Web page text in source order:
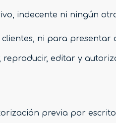
indecente ni ningún
ni para presentar
reproducir, editar y
previa por